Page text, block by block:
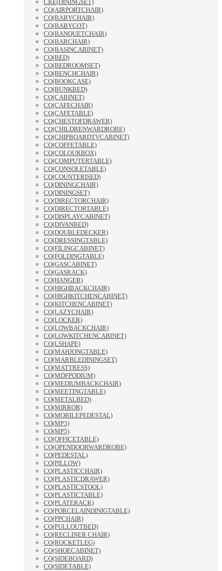
CKE(DININGSET)
CO(AIRPORTCHAIR)
CO(BABYCHAIR)
CO(BABYCOT)
CO(BANQUETCHAIR)
CO(BARCHAIR)
CO(BASINCABINET)
CO(BED)
CO(BEDROOMSET)
CO(BENCHCHAIR)
CO(BOOKCASE)
CO(BUNKBED)
CO(CABINET)
CO(CAFECHAIR)
CO(CAFETABLE)
CO(CHESTOFDRAWER)
CO(CHILDRENWARDROBE)
CO(CHIPBOARDTVCABINET)
CO(COFFETABLE)
CO(COLOURBOX)
CO(COMPUTERTABLE)
CO(CONSOLETABLE)
CO(COUNTERISED)
CO(DININGCHAIR)
CO(DININGSET)
CO(DIRECTORCHAIR)
CO(DIRECTORTABLE)
CO(DISPLAYCABINET)
CO(DIVANBED)
CO(DOUBLEDECKER)
CO(DRESSINGTABLE)
CO(FILINGCABINET)
CO(FOLDINGTABLE)
CO(GASCABINET)
CO(GASRACK)
CO(HANGER)
CO(HIGHBACKCHAIR)
CO(HIGHKITCHENCABINET)
CO(KITCHENCABINET)
CO(LAZYCHAIR)
CO(LOCKER)
CO(LOWBACKCHAIR)
CO(LOWKITCHENCABINET)
CO(LSHAPE)
CO(MAHJONGTABLE)
CO(MARBLEDININGSET)
CO(MATTRESS)
CO(MDFPODIUM)
CO(MEDIUMBACKCHAIR)
CO(MEETINGTABLE)
CO(METALBED)
CO(MIRROR)
CO(MOBILEPEDESTAL)
CO(MP3)
CO(MP5)
CO(OFFICETABLE)
CO(OPENDOORWARDROBE)
CO(PEDESTAL)
CO(PILLOW)
CO(PLASTICCHAIR)
CO(PLASTICDRAWER)
CO(PLASTICSTOOL)
CO(PLASTICTABLE)
CO(PLATERACK)
CO(PORCELAINDINIGTABLE)
CO(PPCHAIR)
CO(PULLOUTBED)
CO(RECLINER CHAIR)
CO(ROCKETLEG)
CO(SHOECABINET)
CO(SIDEBOARD)
CO(SIDETABLE)